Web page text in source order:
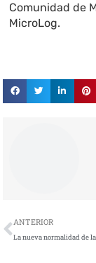
Comunidad de
MicroLog.
Ant
ANTERIOR